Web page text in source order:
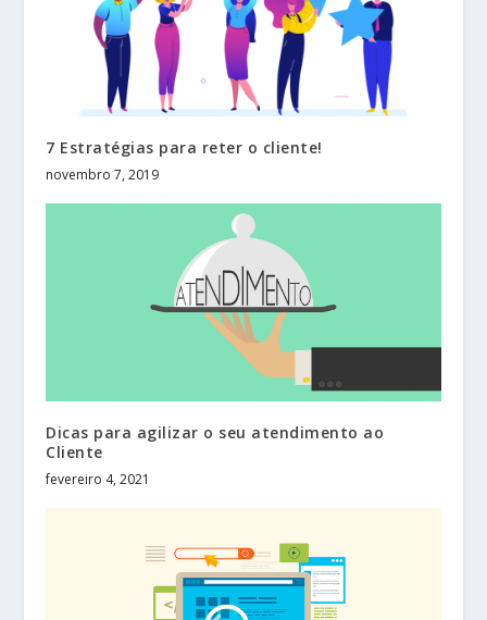
7 Estratégias para reter o cliente!
novembro 7, 2019
Dicas para agilizar o seu atendimento ao
Cliente
fevereiro 4, 2021